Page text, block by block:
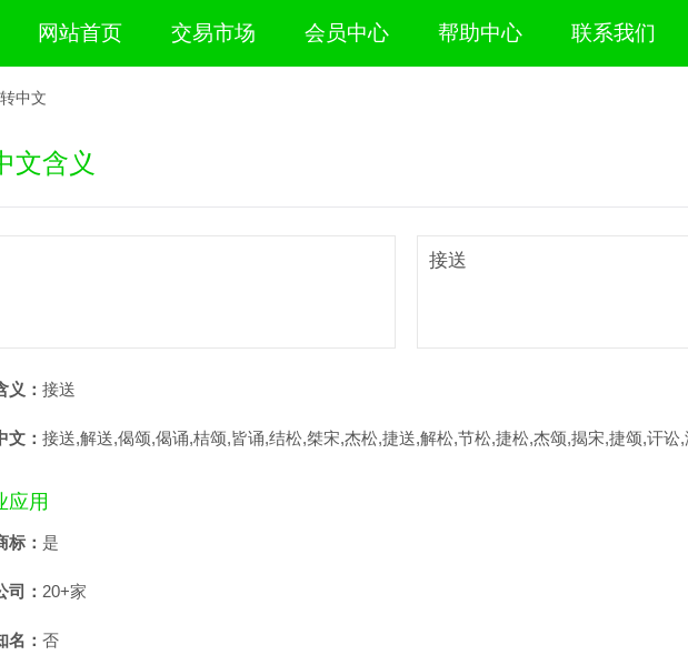
网站首页 交易市场 会员中心 帮助中心 联系我们
中文
文含义
接送
： 接送
： 接送,解送,偈颂,偈诵,桔颂,皆诵,结松,桀宋,杰松,捷送,解松,节松,捷松,杰颂,揭宋,捷颂,讦讼
应用
： 是
： 20+家
： 否